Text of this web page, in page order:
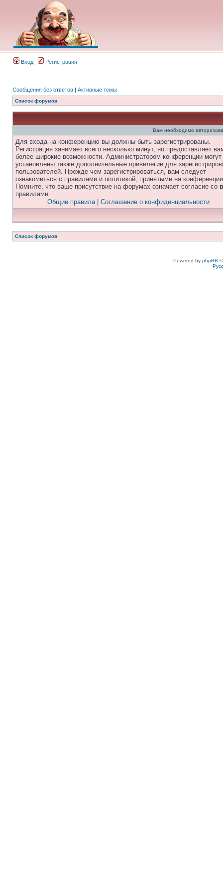
Вход Регистрация
Сообщения без ответов | Активные темы
Список форумов
Вам необходимо
Для входа на конференцию вы должны быть зарегистрированы.
Регистрация занимает всего несколько минут, но предоставляет
более широкие возможности. Администратором конференции
установлены также дополнительные привилегии для
пользователей. Прежде чем зарегистрироваться, вам следует
ознакомиться с правилами и политикой, принятыми на
Помните, что ваше присутствие на форумах означает согласие со
правилами.
Общие правила| Соглашение о конфиденциальности
Список форумов
Powered by phpBB